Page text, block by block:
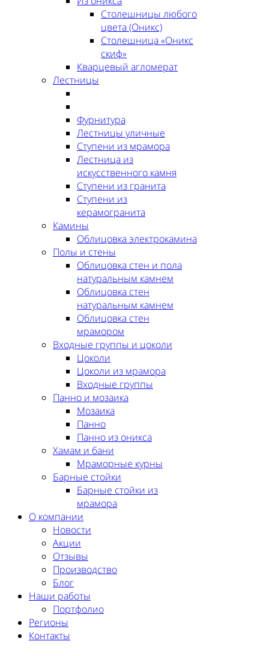
Столешницы любого
цвета (Оникс)
Столешница «Оникс
скиф»
Кварцевый агломерат
Лестницы
Фурнитура
Лестницы уличные
Ступени из мрамора
Лестница из
искусственного камня
Ступени из гранита
Ступени из
керамогранита
Камины
Облицовка электрокамина
Полы и стены
Облицовка стен и пола
натуральным камнем
Облицовка стен
натуральным камнем
Облицовка стен
мрамором
Входные группы и цоколи
Цоколи
Цоколи из мрамора
Входные группы
Панно и мозаика
Мозаика
Панно
Панно из оникса
Хамам и бани
Мраморные курны
Барные стойки
Барные стойки из
мрамора
О компании
Новости
Акции
Отзывы
Производство
Блог
Наши работы
Портфолио
Регионы
Контакты